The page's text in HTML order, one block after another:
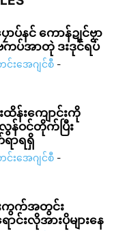
ပ်နင် ကောန်ဍုင်ဗၟာ
ကပ်အာတုဲ ဒးဒုင်ရပ်
အေဂျင်စီ -
န်းကျောင်းကို
န်ဝင်တိုက်ပြီး
ာရရှိ
အေဂျင်စီ -
းကွက်အတွင်း
းလိုအားပိုများနေ